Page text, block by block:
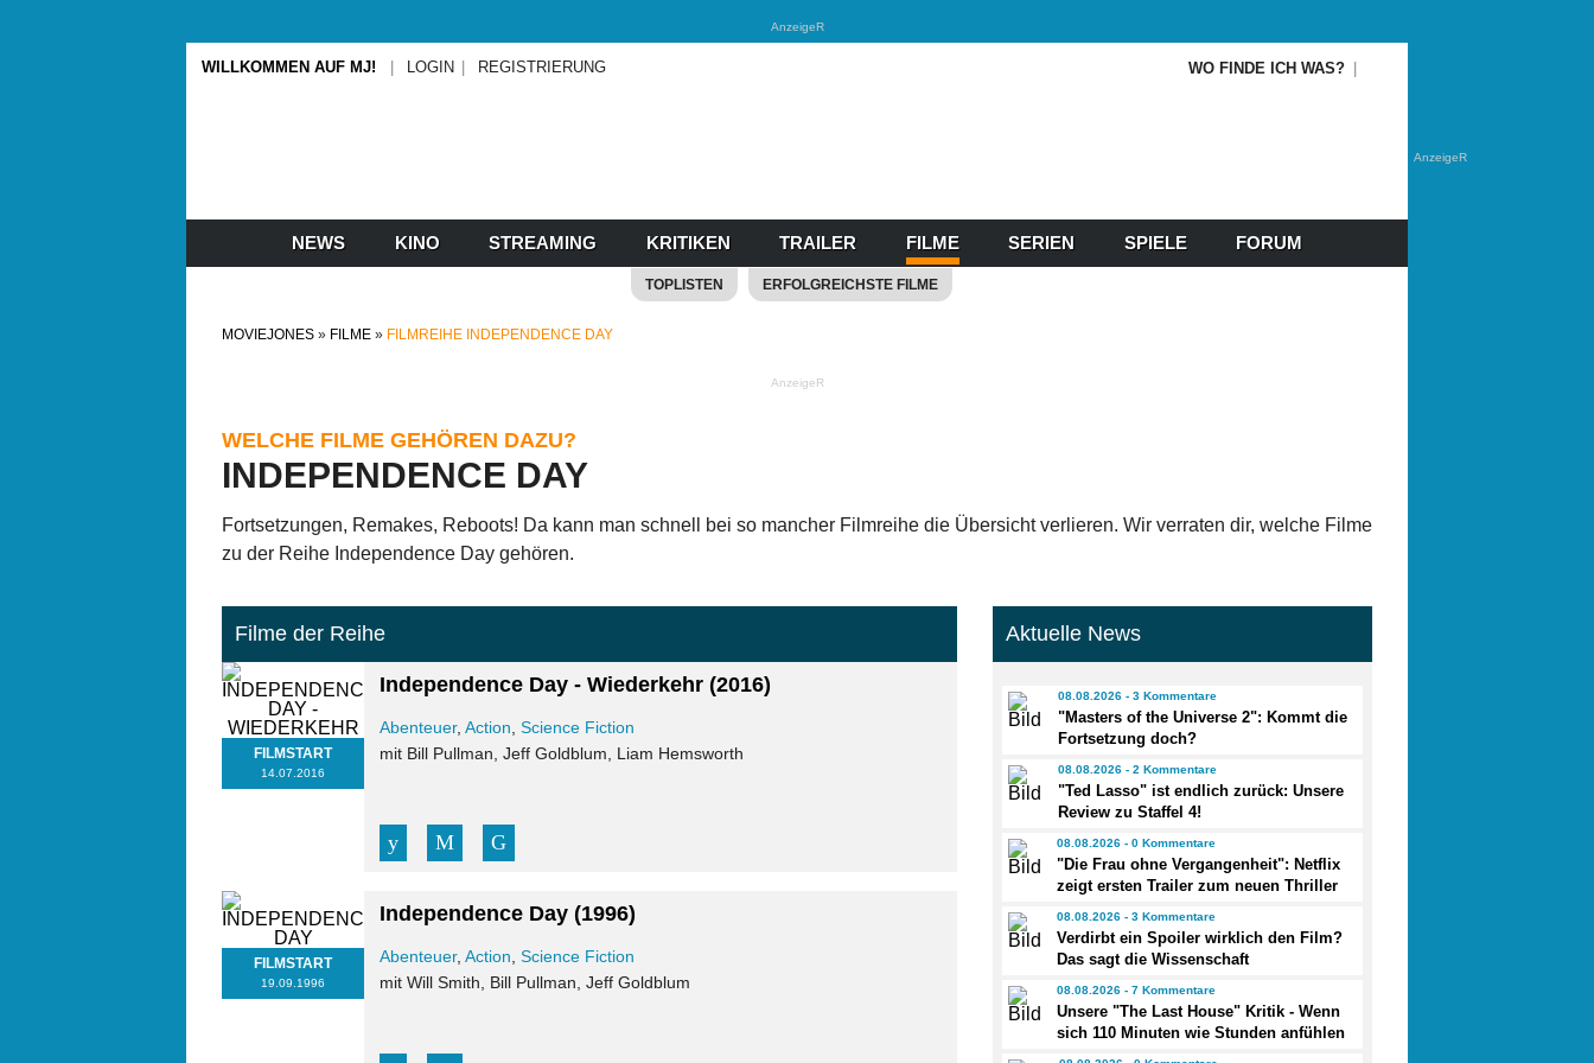
AnzeigeR
AnzeigeR
WILLKOMMEN AUF MJ! LOGIN REGISTRIERUNG WO FINDE ICH WAS?
NEWS KINO STREAMING KRITIKEN TRAILER FILME SERIEN SPIELE FORUM
TOPLISTEN ERFOLGREICHSTE FILME
MOVIEJONES FILME FILMREIHE INDEPENDENCE DAY
AnzeigeR
WELCHE FILME GEHÖREN DAZU?
INDEPENDENCE DAY
Fortsetzungen, Remakes, Reboots! Da kann man schnell bei so mancher Filmreihe die Übersicht verlieren. Wir verraten dir, welche Filme
zu der Reihe Independence Day gehören.
Filme der Reihe
FILMSTART
14.07.2016
Independence Day - Wiederkehr (2016)
Abenteuer,Action ,Science Fiction
mit Bill Pullman, Jeff Goldblum, Liam Hemsworth
FILMSTART
19.09.1996
Independence Day (1996)
Abenteuer,Action ,Science Fiction
mit Will Smith, Bill Pullman, Jeff Goldblum
Aktuelle News
08.08.2026 - 3 Kommentare
"Masters of the Universe 2": Kommt die
Fortsetzung doch?
08.08.2026 - 2 Kommentare
"Ted Lasso" ist endlich zurück: Unsere
Review zu Staffel 4!
08.08.2026 - 0 Kommentare
"Die Frau ohne Vergangenheit": Netflix
zeigt ersten Trailer zum neuen Thriller
08.08.2026 - 3 Kommentare
Verdirbt ein Spoiler wirklich den Film?
Das sagt die Wissenschaft
08.08.2026 - 7 Kommentare
Unsere "The Last House" Kritik - Wenn
sich 110 Minuten wie Stunden anfühlen